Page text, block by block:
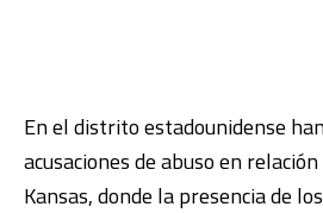
En el distrito estadounidense
acusaciones de abuso en
Kansas, donde la presencia de